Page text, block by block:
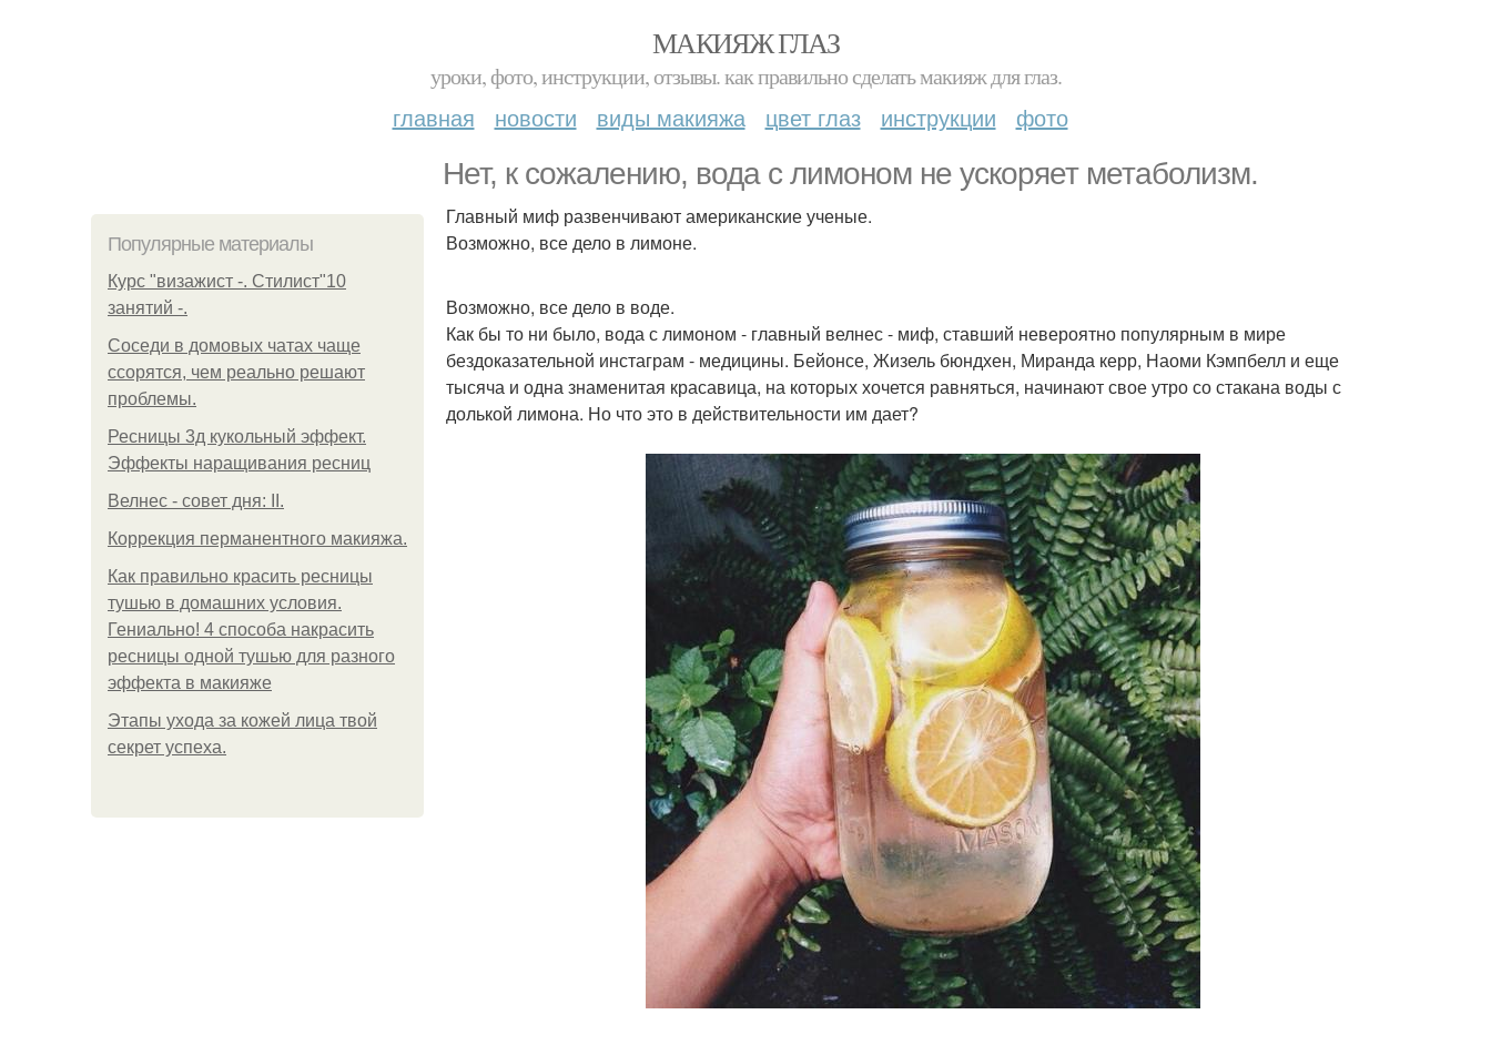
МАКИЯЖ ГЛАЗ
уроки, фото, инструкции, отзывы. как правильно сделать макияж для глаз.
главная новости виды макияжа цвет глаз инструкции фото
Нет, к сожалению, вода с лимоном не ускоряет метаболизм.
Популярные материалы
Курс "визажист -. Стилист"10
занятий -.
Соседи в домовых чатах чаще
ссорятся, чем реально решают
проблемы.
Ресницы 3д кукольный эффект.
Эффекты наращивания ресниц
Велнес - совет дня: II.
Коррекция перманентного макияжа.
Как правильно красить ресницы
тушью в домашних условия.
Гениально! 4 способа накрасить
ресницы одной тушью для разного
эффекта в макияже
Этапы ухода за кожей лица твой
секрет успеха.
Главный миф развенчивают американские ученые.
Возможно, все дело в лимоне.
Возможно, все дело в воде.
Как бы то ни было, вода с лимоном - главный велнес - миф, ставший невероятно популярным в мире
бездоказательной инстаграм - медицины. Бейонсе, Жизель бюндхен, Миранда керр, Наоми Кэмпбелл и еще
тысяча и одна знаменитая красавица, на которых хочется равняться, начинают свое утро со стакана воды с
долькой лимона. Но что это в действительности им дает?